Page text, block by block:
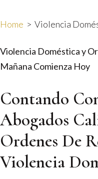
Home > Violencia
Violencia Doméstica y
Mañana Comienza Hoy
Contando
Abogados
Ordenes De
Violencia